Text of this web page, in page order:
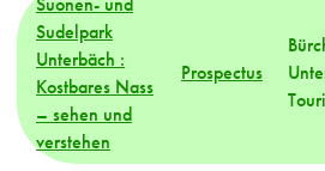
Sudelpark
Unterbäch :
Kostbares Nass
– sehen und
verstehen
Prospectus